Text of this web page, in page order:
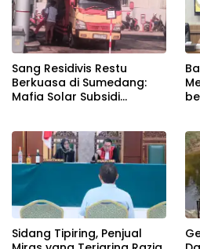
Sang Residivis Restu
Berkuasa di Sumedang:
Mafia Solar Subsidi
Bungkam
Sidang Tipiring, Penjual